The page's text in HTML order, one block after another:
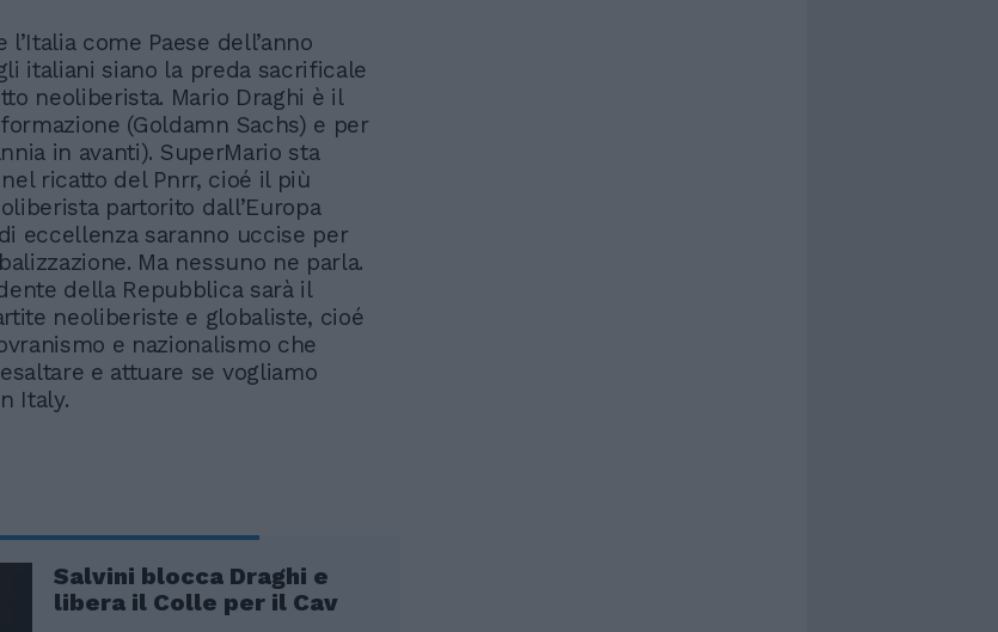
l’Italia come Paese dell’anno
italiani siano la preda sacrificale
neoliberista. Mario Draghi è il
(Goldamn Sachs) e per
in avanti). SuperMario sta
ricatto del Pnrr, cioé il più
partorito dall’Europa
eccellenza saranno uccise per
Ma nessuno ne parla.
della Repubblica sarà il
neoliberiste e globaliste, cioé
e nazionalismo che
e attuare se vogliamo
Italy.
Salvini blocca Draghi e
libera il Colle per il Cav